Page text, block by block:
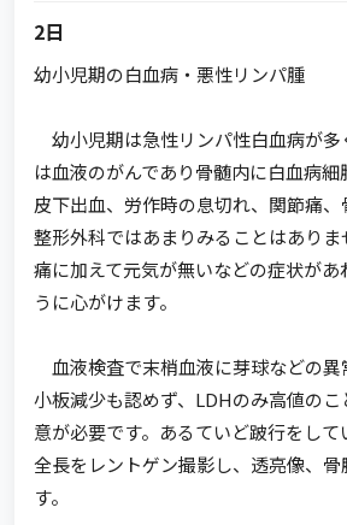
2日
幼小児期の白血病・悪性リンパ腫
幼小児期は急性リンパ性白血病が多
は血液のがんであり骨髄内に白血病
皮下出血、労作時の息切れ、関節痛、
整形外科ではあまりみることはあり
痛に加えて元気が無いなどの症状があ
うに心がけます。
血液検査で末梢血液に芽球などの異
小板減少も認めず、LDHのみ高値の
意が必要です。あるていど跛行をし
全長をレントゲン撮影し、透亮像、
す。